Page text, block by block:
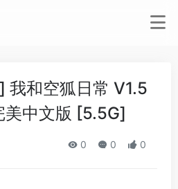
我和空狐日常 V1.5
美中文版 [5.5G]
0 0 0